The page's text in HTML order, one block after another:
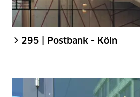
295 | Postbank - Köln